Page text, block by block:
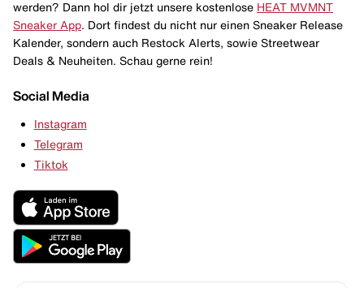
werden? Dann hol dir jetzt unsere kostenlose HEAT MVMNT
Sneaker App . Dort findest du nicht nur einen Sneaker Release
Kalender, sondern auch Restock Alerts, sowie Streetwear
Deals & Neuheiten. Schau gerne rein!
Social Media
Instagram
Telegram
Tiktok